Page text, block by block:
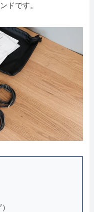
ドです。